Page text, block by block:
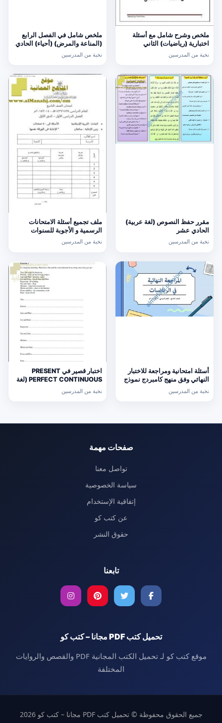
ملخص وشرح شامل مع أسئلة
اختبارية (رياضيات) الثاني
نخبة من المدرسين
ملخص شامل في الفصل الرابع
(المناعة والمرض) (أحياء) الحادي
نخبة من المدرسين
مقرر حفظ النصوص (لغة عربية)
الحادي عشر
نخبة من المدرسين
ملف تجميع أسئلة الامتحانات
الرسمية و الأجوبة للسنوات
السابقة الدور الأول (الامتحانات)
التاسع
نخبة من المدرسين
أسئلة امتحانية ومراجعة للاختبار
النهائي وفق منهج كامبردج نموذج
ثالث (رياضيات) التاسع
نخبة من المدرسين
اختبار قصير في PRESENT
PERFECT CONTINUOUS (لغة
انجليزية) حلقة ثانية
نخبة من المدرسين
صفحات مهمة
تواصل معنا
سياسة الخصوصية
إتفاقية الإستخدام
عن كتب كو
حقوق النشر
تابعنا
تحميل كتب PDF مجانا – كتب كو
موقع كتب كو لـ تحميل الكتب المجانية PDF والقصص والروايات
المختلفة
جميع الحقوق محفوظة © تحميل كتب PDF مجانا – كتب كو 2026